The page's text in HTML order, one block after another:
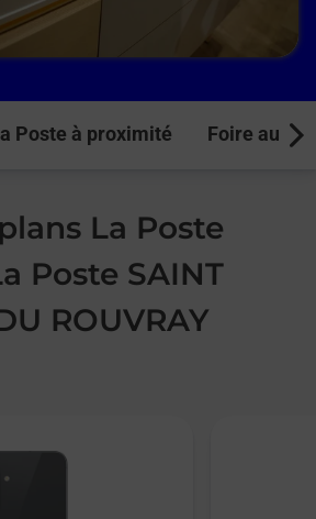
Poste à proximité Foire aux
La Poste
Poste SAINT
ROUVRAY